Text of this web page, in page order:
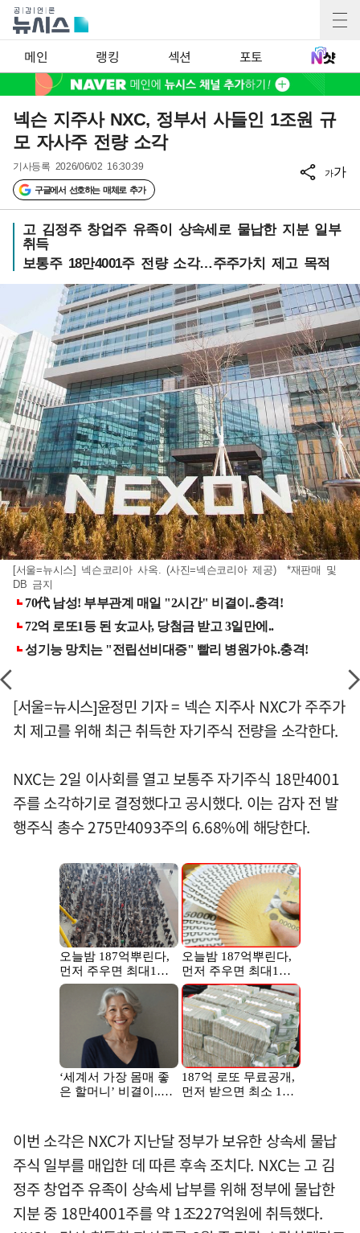
메인 랭킹 섹션 포토
넥슨 지주사 NXC, 정부서 사들인 1조원 규
모 자사주 전량 소각
기사등록 2026/06/02 16:30:39
구글에서 선호하는 매체로 추가
가가
고 김정주 창업주 유족이 상속세로 물납한 지분 일부
취득
보통주 18만4001주 전량 소각…주주가치 제고 목적
[서울=뉴시스] 넥슨코리아 사옥. (사진=넥슨코리아 제공) *재판매 및
DB 금지
[서울=뉴시스]윤정민 기자 = 넥슨 지주사 NXC가 주주가
치 제고를 위해 최근 취득한 자기주식 전량을 소각한다.
NXC는 2일 이사회를 열고 보통주 자기주식 18만4001
주를 소각하기로 결정했다고 공시했다. 이는 감자 전 발
행주식 총수 275만4093주의 6.68%에 해당한다.
이번 소각은 NXC가 지난달 정부가 보유한 상속세 물납
주식 일부를 매입한 데 따른 후속 조치다. NXC는 고 김
정주 창업주 유족이 상속세 납부를 위해 정부에 물납한
지분 중 18만4001주를 약 1조227억원에 취득했다.